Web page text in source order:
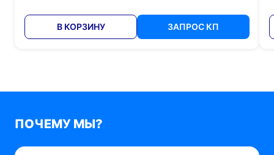
В КОРЗИНУ ЗАПРОС КП
ПОЧЕМУ МЫ?